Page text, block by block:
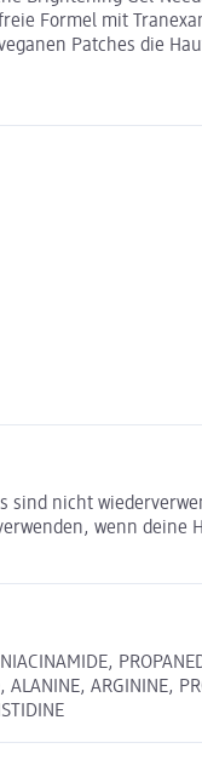
Formel mit
Patches die
sind nicht
wenn
ARGININE,